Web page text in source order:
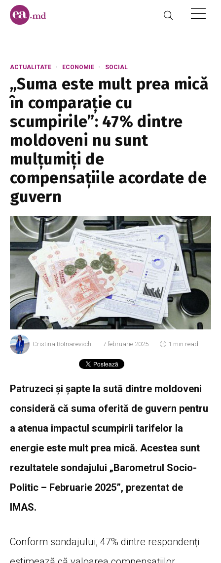
ACTUALITATE ECONOMIE SOCIAL
„Suma este mult prea mică
în comparație cu
scumpirile”: 47% dintre
moldoveni nu sunt
mulțumiți de
compensațiile acordate de
guvern
Cristina Botnarevschi 7 februarie 2025 1 min read
Patruzeci și șapte la sută dintre moldoveni
consideră că suma oferită de guvern pentru
a atenua impactul scumpirii tarifelor la
energie este mult prea mică. Acestea sunt
rezultatele sondajului „Barometrul Socio-
Politic – Februarie 2025”, prezentat de
IMAS.
Conform sondajului, 47% dintre respondenți